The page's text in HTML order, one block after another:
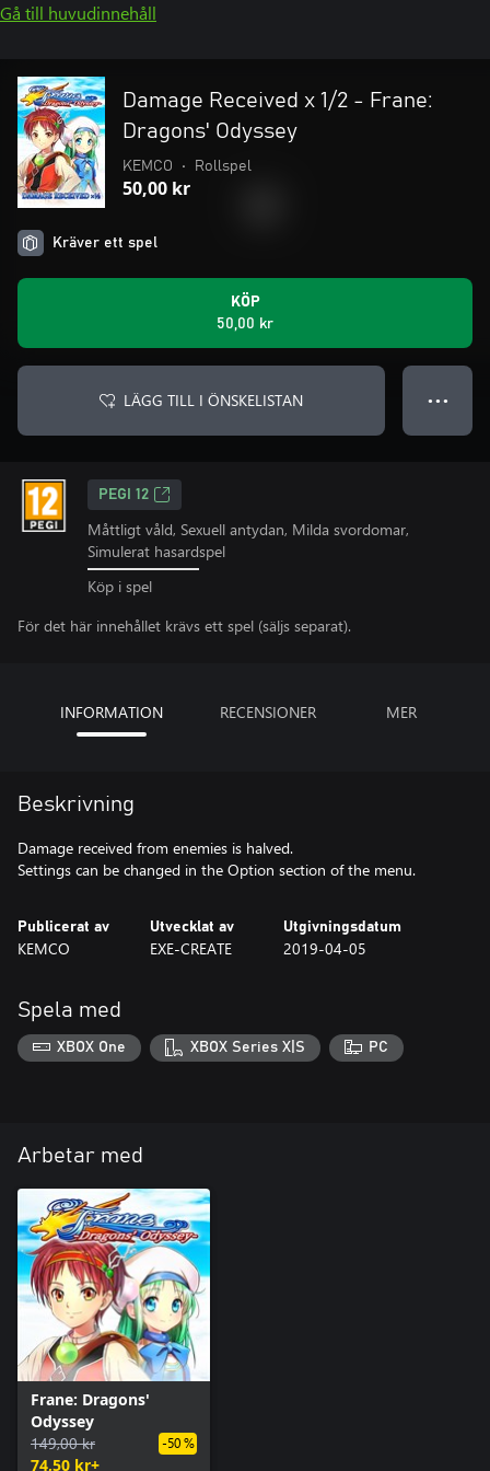
Gå till huvudinnehåll
Damage Received x 1/2 - Frane:
Dragons' Odyssey
KEMCO • Rollspel
50,00 kr
Kräver ett spel
KÖP
50,00 kr
LÄGG TILL I ÖNSKELISTAN ● ● ●
PEGI 12
Måttligt våld, Sexuell antydan, Milda svordomar,
Simulerat hasardspel
Köp i spel
För det här innehållet krävs ett spel (säljs separat).
INFORMATION RECENSIONER MER
Beskrivning
Damage received from enemies is halved.
Settings can be changed in the Option section of the menu.
Publicerat av
KEMCO
Utvecklat av
EXE-CREATE
Utgivningsdatum
2019-04-05
Spela med
XBOX One XBOX Series X|S PC
Arbetar med
Frane: Dragons'
Odyssey
149,00 kr
74,50 kr+
-50 %